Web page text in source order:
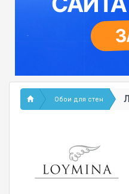
Обои для стен